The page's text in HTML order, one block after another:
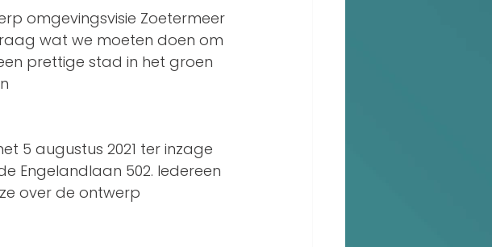
omgevingsvisie Zoetermeer
wat we moeten doen om
prettige stad in het groen
5 augustus 2021 ter inzage
Engelandlaan 502. Iedereen
over de ontwerp